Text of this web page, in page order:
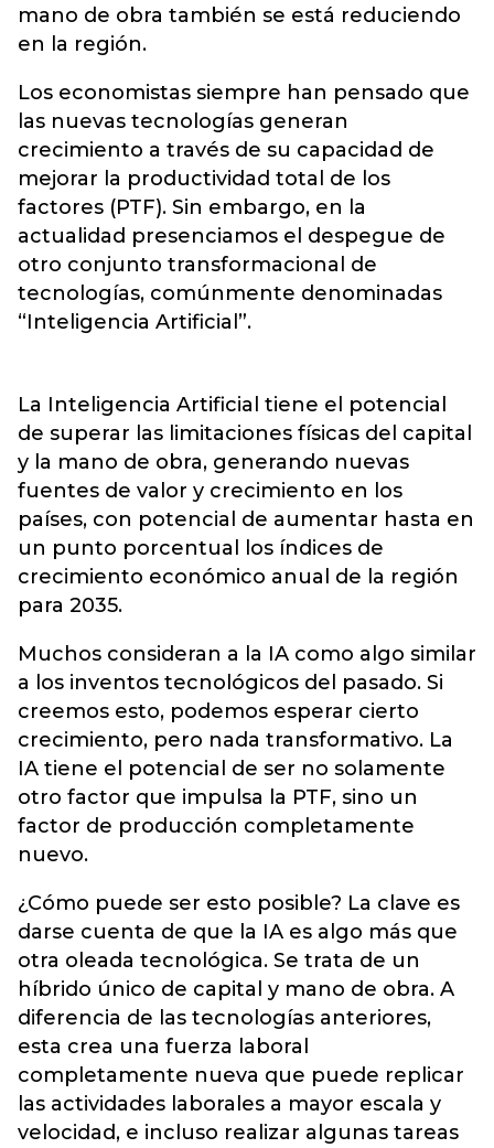
mano de obra también se está reduciendo
en la región.
Los economistas siempre han pensado que
las nuevas tecnologías generan
crecimiento a través de su capacidad de
mejorar la productividad total de los
factores (PTF). Sin embargo, en la
actualidad presenciamos el despegue de
otro conjunto transformacional de
tecnologías, comúnmente denominadas
“Inteligencia Artificial”.
La Inteligencia Artificial tiene el potencial
de superar las limitaciones físicas del capital
y la mano de obra, generando nuevas
fuentes de valor y crecimiento en los
países, con potencial de aumentar hasta en
un punto porcentual los índices de
crecimiento económico anual de la región
para 2035.
Muchos consideran a la IA como algo similar
a los inventos tecnológicos del pasado. Si
creemos esto, podemos esperar cierto
crecimiento, pero nada transformativo. La
IA tiene el potencial de ser no solamente
otro factor que impulsa la PTF, sino un
factor de producción completamente
nuevo.
¿Cómo puede ser esto posible? La clave es
darse cuenta de que la IA es algo más que
otra oleada tecnológica. Se trata de un
híbrido único de capital y mano de obra. A
diferencia de las tecnologías anteriores,
esta crea una fuerza laboral
completamente nueva que puede replicar
las actividades laborales a mayor escala y
velocidad, e incluso realizar algunas tareas